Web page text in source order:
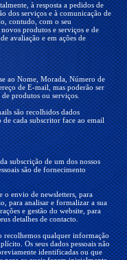
à resposta a pedidos de
dos serviços e à comunicação de
contudo, com o seu
produtos e serviços e de
avaliação e em ações de
ao Nome, Morada, Número de
de E-mail, mas poderão ser
produtos ou serviços.
são recolhidos dados
cada subscritor face ao email
subscrição de um dos nossos
são de fornecimento
o envio de newsletters, para
para analisar e formalizar a sua
e gestão do website, para
detalhes de contacto.
recolhemos qualquer informação
Os seus dados pessoais não
identificadas ou que